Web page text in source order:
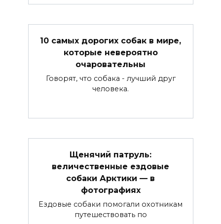
10 самых дорогих собак в мире,
которые невероятно
очаровательны
Говорят, что собака - лучший друг
человека.
Щенячий патруль:
величественные ездовые
собаки Арктики — в
фотографиях
Ездовые собаки помогали охотникам
путешествовать по